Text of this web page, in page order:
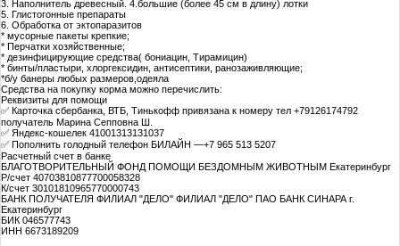
3. Наполнитель древесный. 4.большие (более 45 см в длину) лотки
5. Глистогонные препараты
6. Обработка от эктопаразитов
* мусорные пакеты крепкие;
* Перчатки хозяйственные;
* дезинфицирующие средства( бониацин, Тирамицин)
* бинты/пластыри, хлоргексидин, антисептики, ранозаживляющие;
*б/у банеры любых размеров,одеяла
Средства на покупку корма можно перечислить:
Реквизиты для помощи
✅ Карточка сбербанка, ВТБ, Тинькофф привязана к номеру тел +79126174792
получатель Марина Сепповна Ш.
✅ Яндекс-кошелек 41001313131037
✅ Пополнить голодный телефон БИЛАЙН —+7 965 513 5207
Расчетный счет в банке
БЛАГОТВОРИТЕЛЬНЫЙ ФОНД ПОМОЩИ БЕЗДОМНЫМ ЖИВОТНЫМ Екатеринбург
Р/счет 40703810877700058328
К/счет 30101810965770000743
БАНК ПОЛУЧАТЕЛЯ ФИЛИАЛ "ДЕЛО" ФИЛИАЛ "ДЕЛО" ПАО БАНК СИНАРА г.
Екатеринбург
БИК 046577743
ИНН 6673189209